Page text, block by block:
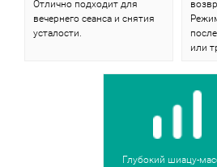
Отлично подходит для
вечернего сеанса и снятия
усталости.
или
Глубокий шиацу-